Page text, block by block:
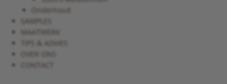
Onderhoud
SAMPLES
MAATWERK
TIPS & ADVIES
OVER ONS
CONTACT